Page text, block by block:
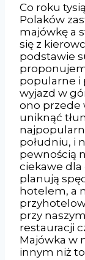
Co roku
Polaków
majówkę a
się z
podstawie
popularne i
wyjazd w
ono przede
uniknąć
południu, i
pewnością
ciekawe dla
planują
hotelem, a
przy
restauracji
Majówka w
innym niż